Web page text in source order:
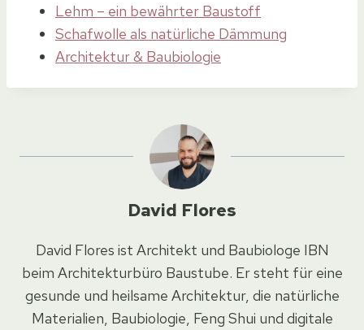
Lehm – ein bewährter Baustoff
Schafwolle als natürliche Dämmung
Architektur & Baubiologie
David Flores
David Flores ist Architekt und Baubiologe IBN
beim Architekturbüro Baustube. Er steht für eine
gesunde und heilsame Architektur, die natürliche
Materialien, Baubiologie, Feng Shui und digitale